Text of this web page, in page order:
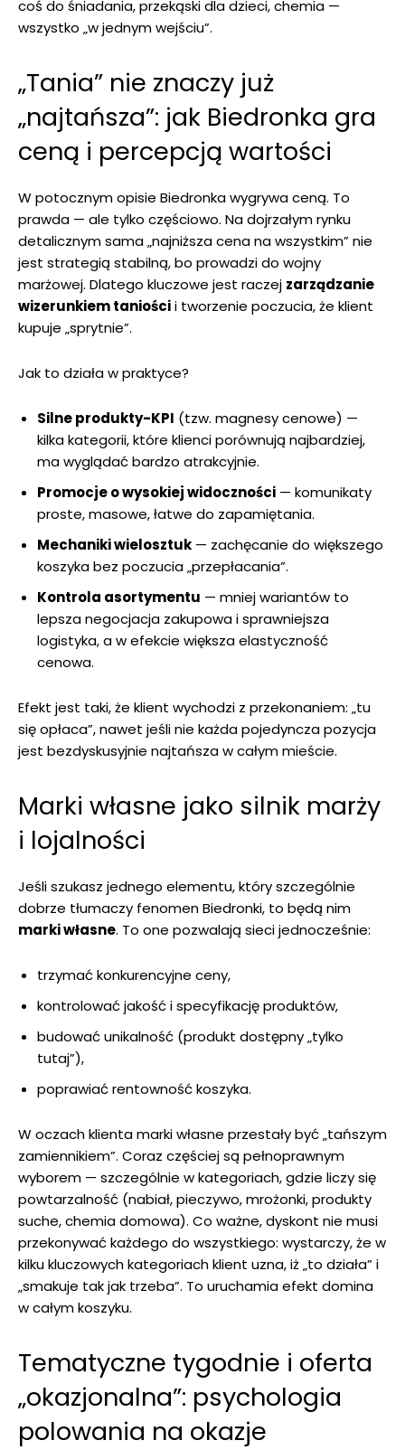
coś do śniadania, przekąski dla dzieci, chemia —
wszystko „w jednym wejściu”.
„Tania” nie znaczy już
„najtańsza”: jak Biedronka gra
ceną i percepcją wartości
W potocznym opisie Biedronka wygrywa ceną. To
prawda — ale tylko częściowo. Na dojrzałym rynku
detalicznym sama „najniższa cena na wszystkim” nie
jest strategią stabilną, bo prowadzi do wojny
marżowej. Dlatego kluczowe jest raczej zarządzanie
wizerunkiem taniościi tworzenie poczucia, że klient
kupuje „sprytnie”.
Jak to działa w praktyce?
Silne produkty-KPI (tzw. magnesy cenowe) —
kilka kategorii, które klienci porównują najbardziej,
ma wyglądać bardzo atrakcyjnie.
Promocje o wysokiej widoczności — komunikaty
proste, masowe, łatwe do zapamiętania.
Mechaniki wielosztuk — zachęcanie do większego
koszyka bez poczucia „przepłacania”.
Kontrola asortymentu — mniej wariantów to
lepsza negocjacja zakupowa i sprawniejsza
logistyka, a w efekcie większa elastyczność
cenowa.
Efekt jest taki, że klient wychodzi z przekonaniem: „tu
się opłaca”, nawet jeśli nie każda pojedyncza pozycja
jest bezdyskusyjnie najtańsza w całym mieście.
Marki własne jako silnik marży
i lojalności
Jeśli szukasz jednego elementu, który szczególnie
dobrze tłumaczy fenomen Biedronki, to będą nim
marki własne. To one pozwalają sieci jednocześnie:
trzymać konkurencyjne ceny,
kontrolować jakość i specyfikację produktów,
budować unikalność (produkt dostępny „tylko
tutaj”),
poprawiać rentowność koszyka.
W oczach klienta marki własne przestały być „tańszym
zamiennikiem”. Coraz częściej są pełnoprawnym
wyborem — szczególnie w kategoriach, gdzie liczy się
powtarzalność (nabiał, pieczywo, mrożonki, produkty
suche, chemia domowa). Co ważne, dyskont nie musi
przekonywać każdego do wszystkiego: wystarczy, że w
kilku kluczowych kategoriach klient uzna, iż „to działa” i
„smakuje tak jak trzeba”. To uruchamia efekt domina
w całym koszyku.
Tematyczne tygodnie i oferta
„okazjonalna”: psychologia
polowania na okazje